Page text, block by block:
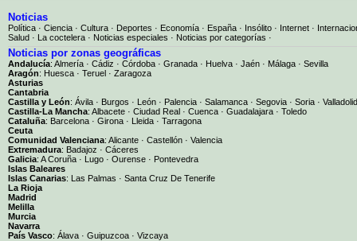
Noticias
Política · Ciencia · Cultura · Deportes · Economía · España · Insólito · Internet ·
Salud · La coctelera · Noticias especiales · Noticias por categorías ·
Noticias por zonas geográficas
Andalucía: Almería · Cádiz · Córdoba · Granada · Huelva · Jaén · Málaga · Sevilla
Aragón: Huesca · Teruel · Zaragoza
Asturias
Cantabria
Castilla y León: Ávila · Burgos · León · Palencia · Salamanca · Segovia · Soria · Valladolid
Castilla-La Mancha: Albacete · Ciudad Real · Cuenca · Guadalajara · Toledo
Cataluña: Barcelona · Girona · Lleida · Tarragona
Ceuta
Comunidad Valenciana: Alicante · Castellón · Valencia
Extremadura: Badajoz · Cáceres
Galicia: A Coruña · Lugo · Ourense · Pontevedra
Islas Baleares
Islas Canarias: Las Palmas · Santa Cruz De Tenerife
La Rioja
Madrid
Melilla
Murcia
Navarra
País Vasco: Álava · Guipuzcoa · Vizcaya